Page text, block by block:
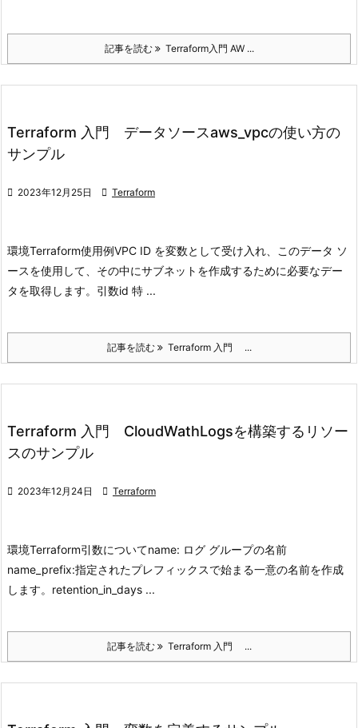
記事を読む Terraform入門 AW ...
Terraform 入門 データソースaws_vpcの使い方の
サンプル
 2023年12月25日  Terraform
環境Terraform使用例VPC ID を変数として受け入れ、このデータ ソ
ースを使用して、 その中にサブネットを作成するために必要なデー
タを取得します。 引数id 特 ...
記事を読む Terraform 入門 ...
Terraform 入門 CloudWathLogsを構築するリソー
スのサンプル
 2023年12月24日  Terraform
環境Terraform引数についてname: ログ グループの名前
name_prefix:指定されたプレフィックスで始まる一意の名前を作成
します。 retention_in_days ...
記事を読む Terraform 入門 ...